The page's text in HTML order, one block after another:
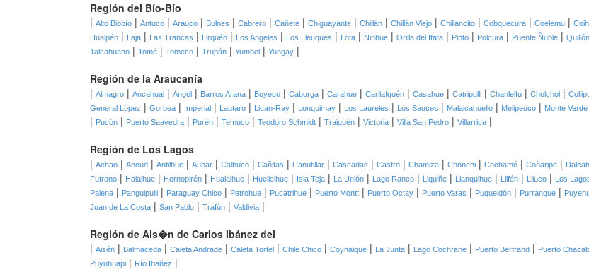
Región del Bío-Bío
| Alto Biobío | Antuco | Arauco | Bulnes | Cabrero | Cañete | Chiguayante | Chillán | Chillán Viejo | Chillancito | Cobquecura | Coelemu |
Hualpén | Laja | Las Trancas | Lirquén | Los Angeles | Los Lleuques | Lota | Ninhue | Orilla del Itata | Pinto | Polcura | Puente Ñuble | Quillón
Talcahuano | Tomé | Tomeco | Trupán | Yumbel | Yungay |
Región de la Araucanía
| Almagro | Ancahual | Angol | Barros Arana | Boyeco | Caburga | Carahue | Carilafquén | Casahue | Catripulli | Chanlelfu | Cholchol |
General López | Gorbea | Imperial | Lautaro | Lican-Ray | Lonquimay | Los Laureles | Los Sauces | Malalcahuello | Melipeuco | Monte Verde
| Pucón | Puerto Saavedra | Purén | Temuco | Teodoro Schmidt | Traiguén | Victoria | Villa San Pedro | Villarrica |
Región de Los Lagos
| Achao | Ancud | Antilhue | Aucar | Calbuco | Cañitas | Canutillar | Cascadas | Castro | Chamiza | Chonchi | Cochamó | Coñaripe |
Futrono | Halaihue | Hornopirén | Hualaihue | Huellelhue | Isla Teja | La Unión | Lago Ranco | Liquiñe | Llanquihue | Llifén | Lliuco | Los
Palena | Panguipulli | Paraguay Chico | Petrohue | Pucatrihue | Puerto Montt | Puerto Octay | Puerto Varas | Puqueldón | Purranque |
Juan de La Costa | San Pablo | Trafún | Valdivia |
Región de Ais�n de Carlos Ibánez del
| Aisén | Balmaceda | Caleta Andrade | Caleta Tortel | Chile Chico | Coyhaique | La Junta | Lago Cochrane | Puerto Bertrand | Puerto
Puyuhuapi | Río Ibañez |